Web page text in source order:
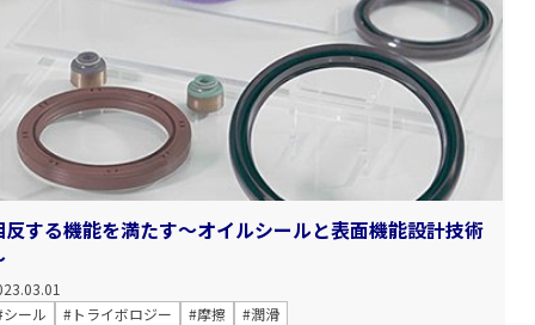
反する機能を満たす～オイルシールと表面機能設計技術
シール
#トライボロジー #摩擦 #潤滑